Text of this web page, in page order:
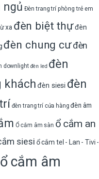
ngủ Đèn trang trí phòng trẻ em
xa đèn biệt thựđèn
đèn chung cưđèn
downlight đèn led đèn
khách đèn siesi đèn
đèn trang trí cửa hàng đèn âm
Ổ cắm âm sàn ổ cắm an
siesi ổ cắm tel - Lan - Tivi -
ổ cắm âm